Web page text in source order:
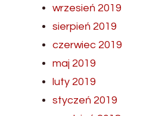
wrzesień 2019
sierpień 2019
czerwiec 2019
maj 2019
luty 2019
styczeń 2019